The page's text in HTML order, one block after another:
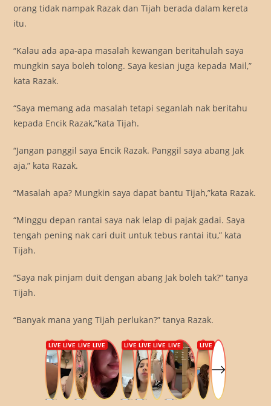
orang tidak nampak Razak dan Tijah berada dalam kereta
itu.
“Kalau ada apa-apa masalah kewangan beritahulah saya
mungkin saya boleh tolong. Saya kesian juga kepada Mail,”
kata Razak.
“Saya memang ada masalah tetapi seganlah nak beritahu
kepada Encik Razak,”kata Tijah.
“Jangan panggil saya Encik Razak. Panggil saya abang Jak
aja,” kata Razak.
“Masalah apa? Mungkin saya dapat bantu Tijah,”kata Razak.
“Minggu depan rantai saya nak lelap di pajak gadai. Saya
tengah pening nak cari duit untuk tebus rantai itu,” kata
Tijah.
“Saya nak pinjam duit dengan abang Jak boleh tak?” tanya
Tijah.
“Banyak mana yang Tijah perlukan?” tanya Razak.